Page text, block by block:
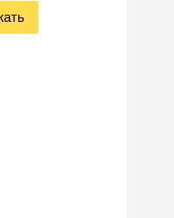
– -20°) редко
была богиней цветов,